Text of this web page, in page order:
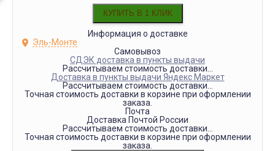
Информация о доставке
Эль-Монте
Самовывоз
СДЭК доставка в пункты выдачи
Рассчитываем стоимость доставки...
Доставка в пункты выдачи Яндекс Маркет
Рассчитываем стоимость доставки...
Точная стоимость доставки в корзине при оформлении
заказа.
Почта
Доставка Почтой России
Рассчитываем стоимость доставки...
Точная стоимость доставки в корзине при оформлении
заказа.